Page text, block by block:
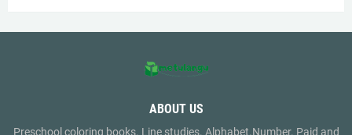
ABOUT US
Preschool coloring books. Line studies. Alphabet.Number. Paid and